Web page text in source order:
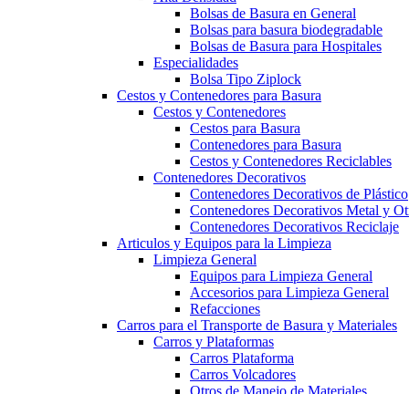
Bolsas de Basura en General
Bolsas para basura biodegradable
Bolsas de Basura para Hospitales
Especialidades
Bolsa Tipo Ziplock
Cestos y Contenedores para Basura
Cestos y Contenedores
Cestos para Basura
Contenedores para Basura
Cestos y Contenedores Reciclables
Contenedores Decorativos
Contenedores Decorativos de Plástico
Contenedores Decorativos Metal y
Contenedores Decorativos Reciclaje
Articulos y Equipos para la Limpieza
Limpieza General
Equipos para Limpieza General
Accesorios para Limpieza General
Refacciones
Carros para el Transporte de Basura y Materiales
Carros y Plataformas
Carros Plataforma
Carros Volcadores
Otros de Manejo de Materiales